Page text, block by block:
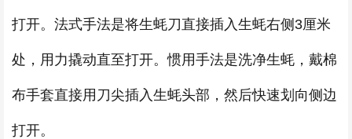
打开。法式手法是将生蚝刀直接插入生蚝右侧3厘米
处，用力撬动直至打开。惯用手法是洗净生蚝，戴棉
布手套直接用刀尖插入生蚝头部，然后快速划向侧边
打开。